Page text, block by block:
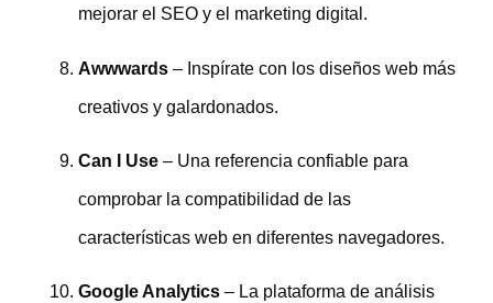
mejorar el SEO y el marketing digital.
Awwwards – Inspírate con los diseños web más
creativos y galardonados.
Can I Use – Una referencia confiable para
comprobar la compatibilidad de las
características web en diferentes navegadores.
Google Analytics – La plataforma de análisis